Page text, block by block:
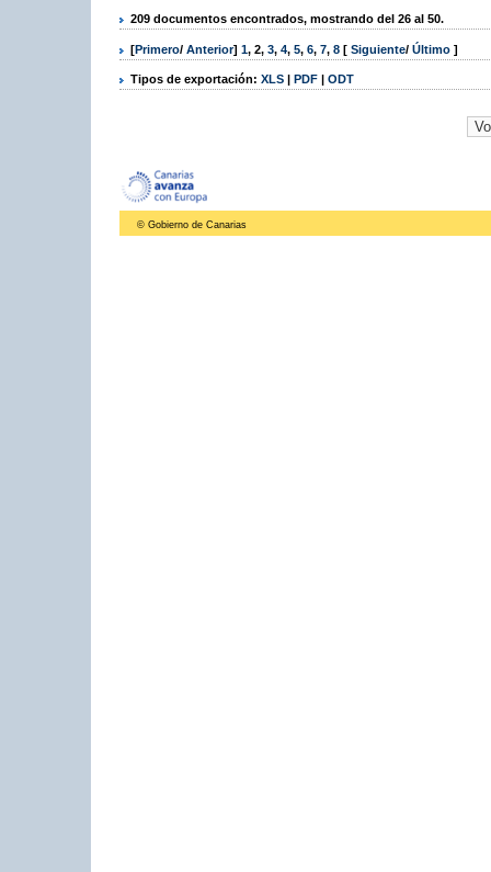
209 documentos encontrados, mostrando del 26 al 50.
[Primero/ Anterior] 1, 2, 3, 4, 5, 6, 7, 8 [ Siguiente/ Último ]
Tipos de exportación: XLS | PDF | ODT
© Gobierno de Canarias